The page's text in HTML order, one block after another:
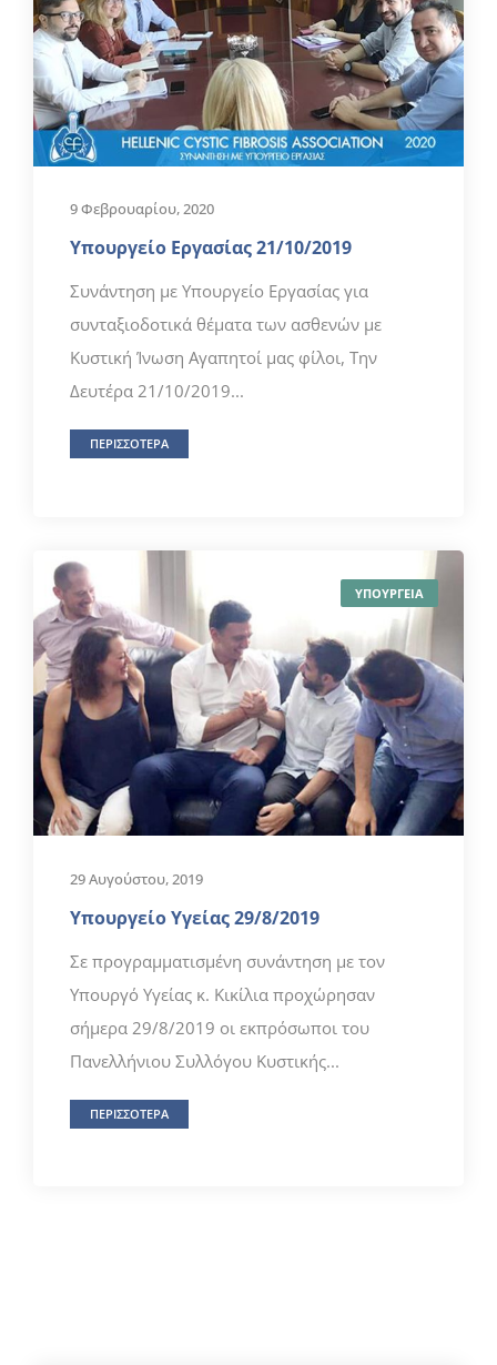
9 Φεβρουαρίου, 2020
Υπουργείο Εργασίας 21/10/2019
Συνάντηση με Υπουργείο Εργασίας για
συνταξιοδοτικά θέματα των ασθενών με
Κυστική Ίνωση Αγαπητοί μας φίλοι, Την
Δευτέρα 21/10/2019...
ΠΕΡΙΣΣΟΤΕΡΑ
ΥΠΟΥΡΓΕΙΑ
29 Αυγούστου, 2019
Υπουργείο Υγείας 29/8/2019
Σε προγραμματισμένη συνάντηση με τον
Υπουργό Υγείας κ. Κικίλια προχώρησαν
σήμερα 29/8/2019 οι εκπρόσωποι του
Πανελλήνιου Συλλόγου Κυστικής...
ΠΕΡΙΣΣΟΤΕΡΑ